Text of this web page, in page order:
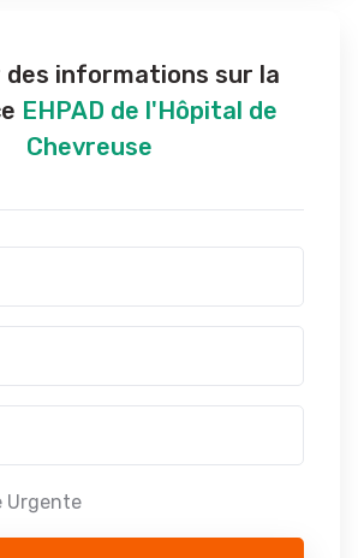
des informations sur la
EHPAD de l'Hôpital de
Chevreuse
Urgente